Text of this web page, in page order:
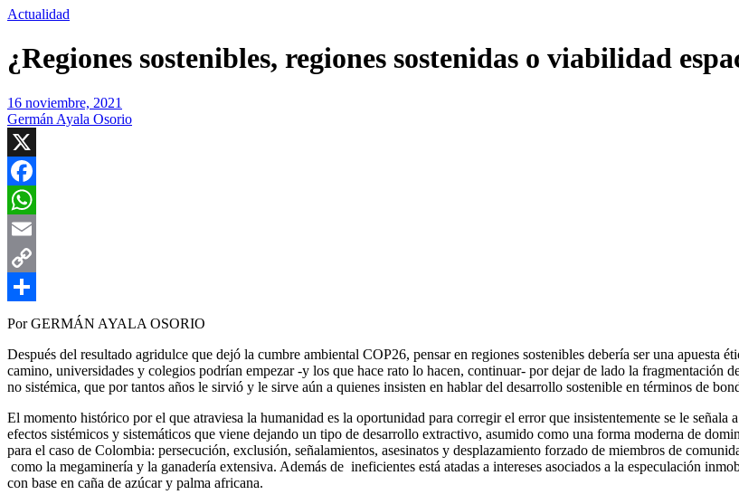
Actualidad
¿Regiones sostenibles, regiones sostenidas o viabilidad
16 noviembre, 2021
Germán Ayala Osorio
X
Facebook
WhatsApp
Email
Copy
Link
Compartir
Por GERMÁN AYALA OSORIO
Después del resultado agridulce que dejó la cumbre ambiental COP26, pensar en regiones sostenibles debería ser una apuesta
camino, universidades y colegios podrían empezar -y los que hace rato lo hacen, continuar- por dejar de lado la fragmentación
no sistémica, que por tantos años le sirvió y le sirve aún a quienes insisten en hablar del desarrollo sostenible en términos de
El momento histórico por el que atraviesa la humanidad es la oportunidad para corregir el error que insistentemente se le
efectos sistémicos y sistemáticos que viene dejando un tipo de desarrollo extractivo, asumido como una forma moderna de
para el caso de Colombia: persecución, exclusión, señalamientos, asesinatos y desplazamiento forzado de miembros de
como la megaminería y la ganadería extensiva. Además de ineficientes está atadas a intereses asociados a la especulación
con base en caña de azúcar y palma africana.